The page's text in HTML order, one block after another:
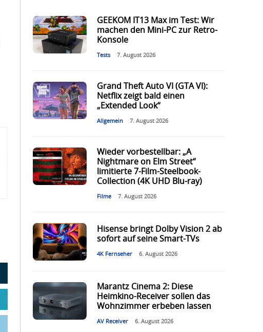
GEEKOM IT13 Max im Test: Wir
machen den Mini-PC zur Retro-
Konsole
Tests 7. August 2026
Grand Theft Auto VI (GTA VI):
Netflix zeigt bald einen
„Extended Look“
Allgemein 7. August 2026
Wieder vorbestellbar: „A
Nightmare on Elm Street“
limitierte 7-Film-Steelbook-
Collection (4K UHD Blu-ray)
Filme 7. August 2026
Hisense bringt Dolby Vision 2 ab
sofort auf seine Smart-TVs
4K Fernseher 6. August 2026
Marantz Cinema 2: Diese
Heimkino-Receiver sollen das
Wohnzimmer erbeben lassen
AV Receiver 6. August 2026